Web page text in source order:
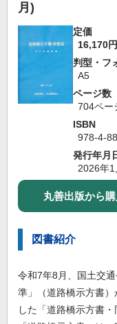
月)
定価
16,170円
判型・フ
A5
ページ数
704ペー
ISBN
978-4-
発行年月
2026年1
丸善出版から購
図書紹介
令和7年8月、国土交
準」（道路橋示方書
した「道路橋示方書